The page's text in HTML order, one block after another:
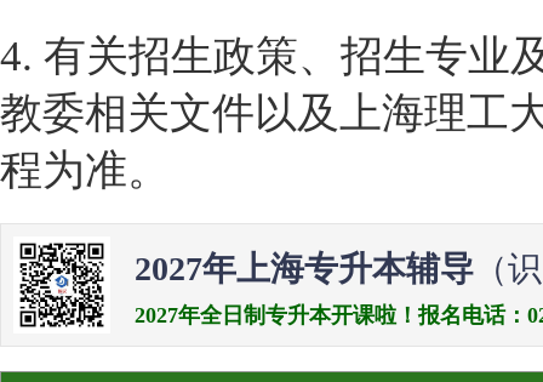
4. 有关招生政策、招生专业
教委相关文件以及上海理工
程为准。
2027年上海专升本辅导 （
2027年全日制专升本开课啦！报名电话：